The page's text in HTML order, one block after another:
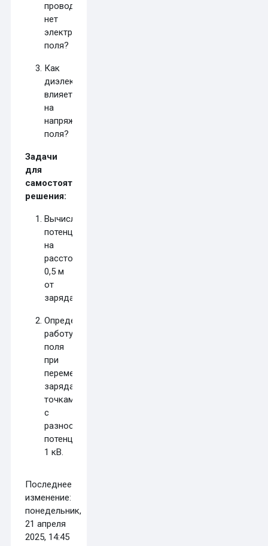
проводника
нет
электростатического
поля?
Как
диэлектрик
влияет
на
напряжённость
поля?
Задачи
для
самостоятельного
решения:
Вычислите
потенциал
на
расстоянии
0,5 м
от
заряда
Определите
работу
поля
при
перемещении
заряда
точками
с
разностью
потенциалов
1 кВ.
Последнее
изменение:
понедельник,
21 апреля
2025, 14:45